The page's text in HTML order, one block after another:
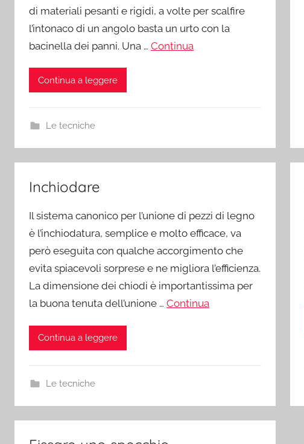
di materiali pesanti e rigidi, a volte per scalfire
l’intonaco di un angolo basta un urto con la
bacinella dei panni. Una … Continua
Continua a leggere
Le tecniche
Inchiodare
Il sistema canonico per l’unione di pezzi di legno
è l’inchiodatura, semplice e molto efficace, va
però eseguita con qualche accorgimento che
evita spiacevoli sorprese e ne migliora l’efficienza.
La dimensione dei chiodi è importantissima per
la buona tenuta dell’unione … Continua
Continua a leggere
Le tecniche